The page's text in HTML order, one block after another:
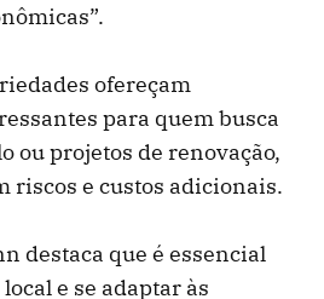
ofereçam
para quem busca
ou projetos de renovação,
riscos e custos adicionais.
destaca que é essencial
e se adaptar às